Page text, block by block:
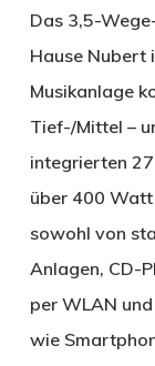
Das 3,5-
Hause Nubert
Musikanlage
Tief-/Mittel –
integrierten
über 400 Watt
sowohl von
Anlagen, CD-
per WLAN
wie